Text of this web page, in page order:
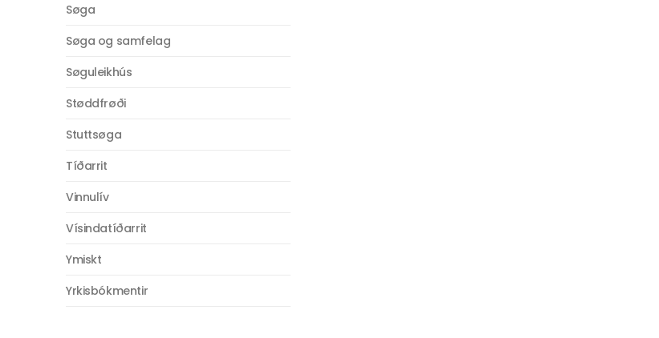
Søga
Søga og samfelag
Søguleikhús
Støddfrøði
Stuttsøga
Tíðarrit
Vinnulív
Vísindatíðarrit
Ymiskt
Yrkisbókmentir